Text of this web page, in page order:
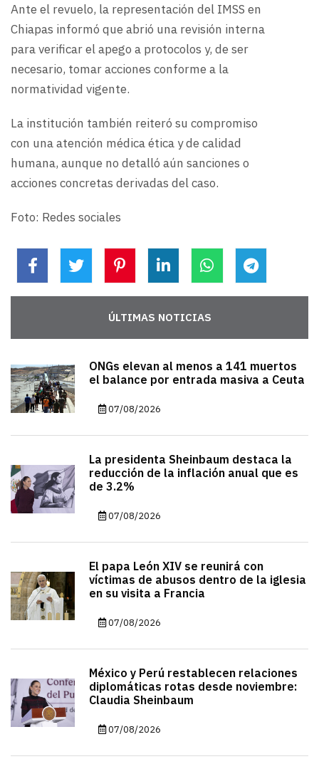
Ante el revuelo, la representación del IMSS en
Chiapas informó que abrió una revisión interna
para verificar el apego a protocolos y, de ser
necesario, tomar acciones conforme a la
normatividad vigente.
La institución también reiteró su compromiso
con una atención médica ética y de calidad
humana, aunque no detalló aún sanciones o
acciones concretas derivadas del caso.
Foto: Redes sociales
ÚLTIMAS NOTICIAS
ONGs elevan al menos a 141 muertos
el balance por entrada masiva a Ceuta
07/08/2026
La presidenta Sheinbaum destaca la
reducción de la inflación anual que es
de 3.2%
07/08/2026
El papa León XIV se reunirá con
víctimas de abusos dentro de la iglesia
en su visita a Francia
07/08/2026
México y Perú restablecen relaciones
diplomáticas rotas desde noviembre:
Claudia Sheinbaum
07/08/2026